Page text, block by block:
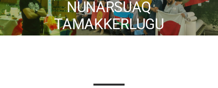
NUNARSUAQ
TAMAKKERLUGU
AAQQISUUKKAMI